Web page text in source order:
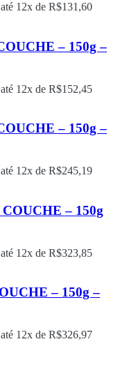
12x de R$131,60
– 150g –
12x de R$152,45
– 150g –
12x de R$245,19
– 150g
12x de R$323,85
– 150g –
12x de R$326,97